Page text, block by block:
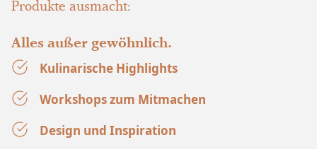
Produkte ausmacht:
Alles außer gewöhnlich.
Kulinarische Highlights
Workshops zum Mitmachen
Design und Inspiration